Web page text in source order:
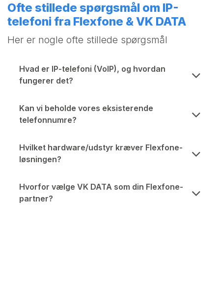
Ofte stillede spørgsmål om IP-
telefoni fra Flexfone & VK DATA
Her er nogle ofte stillede spørgsmål
Hvad er IP-telefoni (VoIP), og hvordan
fungerer det?
Kan vi beholde vores eksisterende
telefonnumre?
Hvilket hardware/udstyr kræver Flexfone-
løsningen?
Hvorfor vælge VK DATA som din Flexfone-
partner?